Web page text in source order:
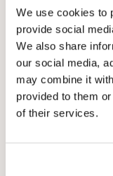
We use cookies to
provide social
We also share
our social media,
may combine it
provided to them
of their services.
Workshop: